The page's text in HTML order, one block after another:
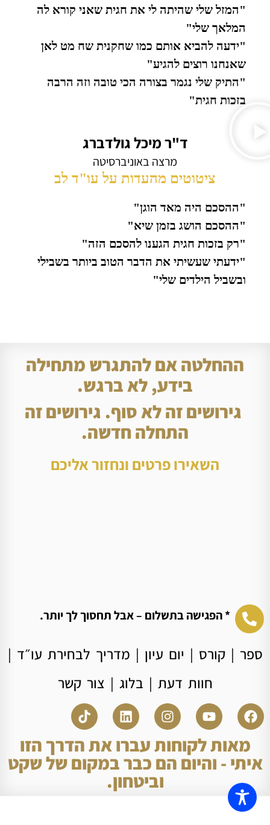
"המזל שלי שהיתה לי את חגית שאני קורא לה
המלאך שלי"
"ידעה להביא אותם כמו שחקנית שח מט לאן
שאנחנו רוצים להגיע"
"התיק שלי נגמר בצורה הכי טובה וזה הרבה
בזכות חגית"
ד"ר מיכל גולדברג
מרצה באוניברסיטה
ציטוטים מהעדות על עו"ד לב
"ההסכם היה מאד הוגן"
"ההסכם הושג בזמן שיא"
"רק בזכות חגית הגענו להסכם הזה"
"ידעתי שעשיתי את הדבר הטוב ביותר בשבילי
ובשביל הילדים שלי"
ההחלטה אם להתגרש מתחילה
בידע, לא ברגש.
גירושים זה לא סוף. גירושים זה
התחלה חדשה.
השאירו פרטים ונחזור אליכם
* הפגישה בתשלום – אבל תחסוך לך יותר.
ספר |קורס | יום עיון | מדריך לבחירת עו״ד |
חוות דעת | בלוג | צור קשר
מאות לקוחות עברו את הדרך הזו
איתי - והיום הם כבר במקום של שקט
וביטחון.